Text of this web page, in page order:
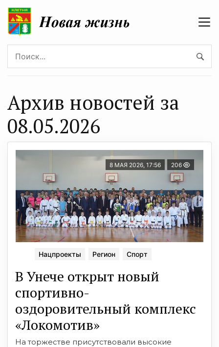
Архив новостей за
08.05.2026
8 МАЯ 2026, 17:56 206
Нацпроекты Регион Спорт
В Унече открыт новый
спортивно-
оздоровительный комплекс
«Локомотив»
На торжестве присутствовали высокие